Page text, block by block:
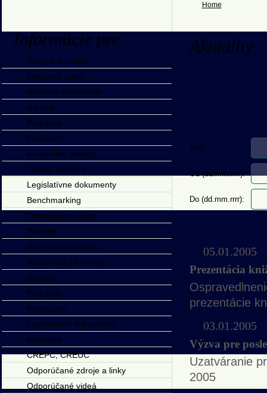
Home
Aktuality
Text:
Od (dd.mm.rrrr):
Do (dd.mm.rrrr):
05.01.2005
Prezentácia
prezentácie
03.01.2005
Výzva pre
Uzatváranie
2005
Informácie pre
Verejné knižnice
Základné údaje
Aktuálne informácie
Adresár
Podujatia
Prieskumy
Komunitné aktivity
Detské knižnice
Legislatívne dokumenty
Benchmarking
Odporúčané videá
Pošli tip
Program na mesiac
Akademické knižnice
Adresár
Podujatia
Prieskumy
Legislativne dokumenty
Metodika
CREPČ, CREUČ
Odporúčané zdroje a linky
Odporúčané videá